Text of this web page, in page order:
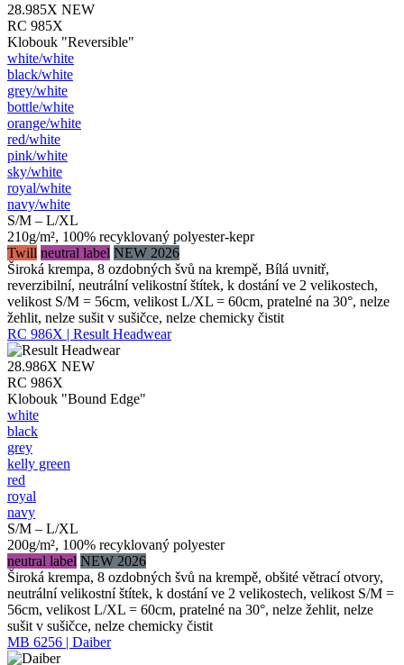
28.985X NEW
RC 985X
Klobouk "Reversible"
white/​white
black/​white
grey/​white
bottle/​white
orange/​white
red/​white
pink/​white
sky/​white
royal/​white
navy/​white
S/M – L/XL
210g/m², 100% recyklovaný polyester-kepr
Twill neutral label NEW 2026
Široká krempa, 8 ozdobných švů na krempě, Bílá uvnitř,
reverzibilní, neutrální velikostní štítek, k dostání ve 2 velikostech,
velikost S/M = 56cm, velikost L/XL = 60cm, pratelné na 30°, nelze
žehlit, nelze sušit v sušičce, nelze chemicky čistit
RC 986X | Result Headwear
28.986X NEW
RC 986X
Klobouk "Bound Edge"
white
black
grey
kelly green
red
royal
navy
S/M – L/XL
200g/m², 100% recyklovaný polyester
neutral label NEW 2026
Široká krempa, 8 ozdobných švů na krempě, obšité větrací otvory,
neutrální velikostní štítek, k dostání ve 2 velikostech, velikost S/M =
56cm, velikost L/XL = 60cm, pratelné na 30°, nelze žehlit, nelze
sušit v sušičce, nelze chemicky čistit
MB 6256 | Daiber